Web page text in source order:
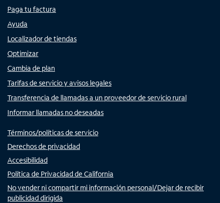
Paga tu factura
Ayuda
Localizador de tiendas
Optimizar
Cambia de plan
Tarifas de servicio y avisos legales
Transferencia de llamadas a un proveedor de servicio rural
Informar llamadas no deseadas
Términos/políticas de servicio
Derechos de privacidad
Accesibilidad
Política de Privacidad de California
No vender ni compartir mi información personal/Dejar de recibir
publicidad dirigida